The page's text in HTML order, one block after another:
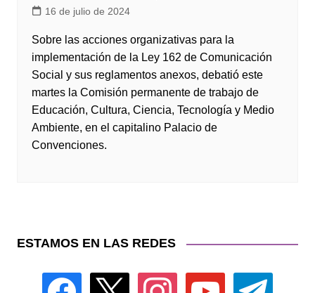
16 de julio de 2024
Sobre las acciones organizativas para la
implementación de la Ley 162 de Comunicación
Social y sus reglamentos anexos, debatió este
martes la Comisión permanente de trabajo de
Educación, Cultura, Ciencia, Tecnología y Medio
Ambiente, en el capitalino Palacio de
Convenciones.
ESTAMOS EN LAS REDES
facebook instagram youtube telegram